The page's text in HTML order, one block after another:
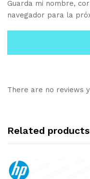
Guarda mi nombre,
navegador para la
There are no reviews
Related products